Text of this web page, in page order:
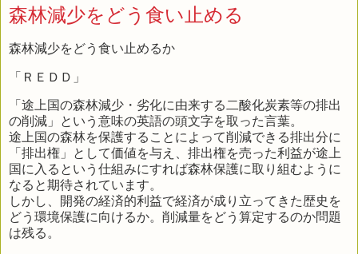
森林減少をどう食い止める
森林減少をどう食い止めるか
「ＲＥＤＤ」
「途上国の森林減少・劣化に由来する二酸化炭素等の排出
の削減」という意味の英語の頭文字を取った言葉。
途上国の森林を保護することによって削減できる排出分に
「排出権」として価値を与え、排出権を売った利益が途上
国に入るという仕組みにすれば森林保護に取り組むように
なると期待されています。
しかし、開発の経済的利益で経済が成り立ってきた歴史を
どう環境保護に向けるか。削減量をどう算定するのか問題
は残る。